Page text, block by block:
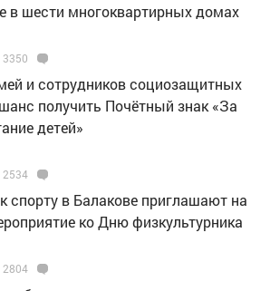
в шести многоквартирных домах
3350
и сотрудников социозащитных
получить Почётный знак «За
детей»
2534
спорту в Балакове приглашают на
ко Дню физкультурника
2804